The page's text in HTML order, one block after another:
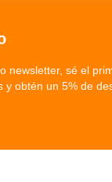
newsletter, sé el
y obtén un 5% de